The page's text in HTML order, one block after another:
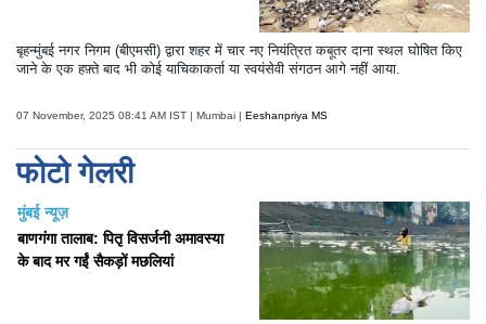
बृहन्मुंबई नगर निगम (बीएमसी) द्वारा शहर में चार नए नियंत्रित कबूतर दाना स्थल घोषित किए
जाने के एक हफ़्ते बाद भी कोई याचिकाकर्ता या स्वयंसेवी संगठन आगे नहीं आया.
07 November, 2025 08:41 AM IST | Mumbai | Eeshanpriya MS
फोटो गेलरी
मुंबई न्यूज़
बाणगंगा तालाब: पितृ विसर्जनी अमावस्या
के बाद मर गईं सैकड़ों मछलियां